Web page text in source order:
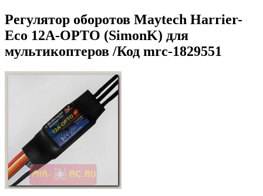
Регулятор оборотов Maytech Harrier-
Eco 12A-OPTO (SimonK) для
мультикоптеров /Код mrc-1829551